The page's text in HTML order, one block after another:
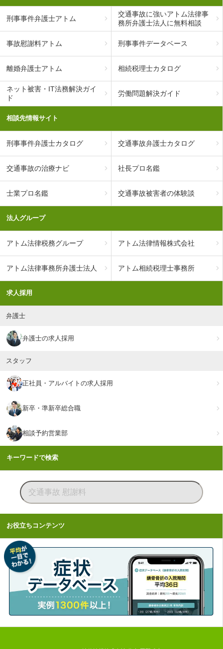
刑事事件弁護士アトム
交通事故に強いアトム法律事
務所弁護士法人に無料相談
事故慰謝料アトム 刑事事件データベース
離婚弁護士アトム 相続税理士カタログ
ネット被害・IT法務解決ガイ
ド
労働問題解決ガイド
相談先情報サイト
刑事事件弁護士カタログ 交通事故弁護士カタログ
交通事故の治療ナビ 社長プロ名鑑
士業プロ名鑑 交通事故被害者の体験談
法人グループ
アトム法律税務グループ アトム法律情報株式会社
アトム法律事務所弁護士法人 アトム相続税理士事務所
求人採用
弁護士
弁護士の求人採用
スタッフ
正社員・アルバイトの求人採用
新卒・準新卒総合職
相談予約営業部
キーワードで検索
お役立ちコンテンツ